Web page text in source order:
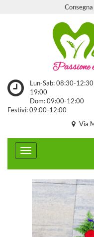
Lun-Sab: 08:30-
19:00
Dom: 09:00-12:00
Festivi: 09:00-12:00
Via